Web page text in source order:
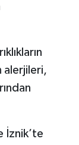
alerjileri,
İznik’te